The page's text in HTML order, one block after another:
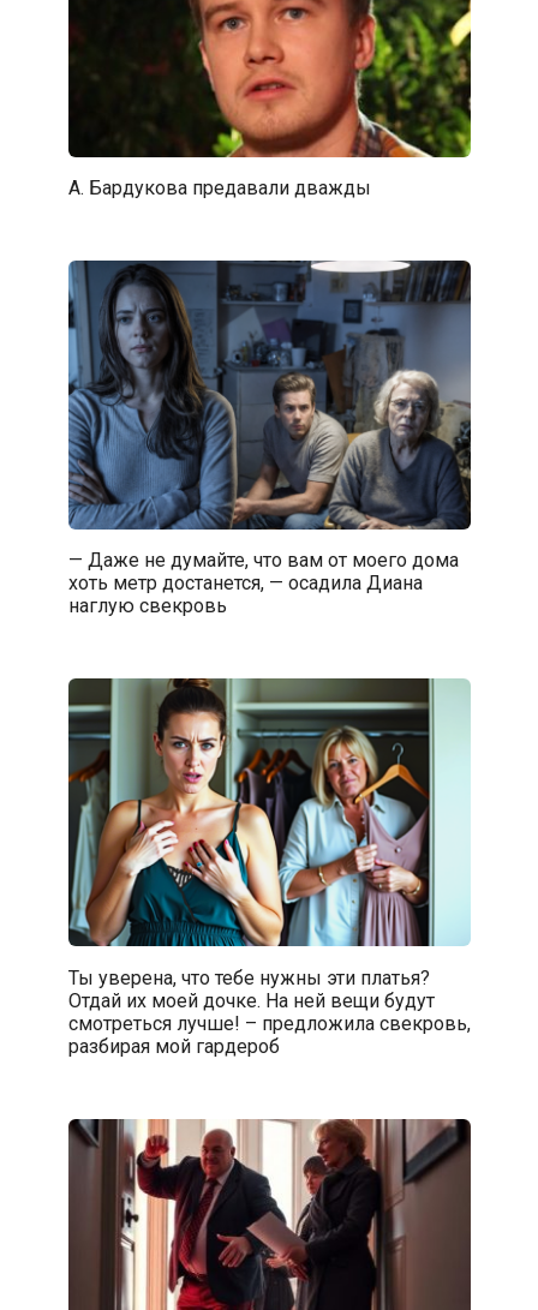
А. Бардукова предавали дважды
— Даже не думайте, что вам от моего дома
хоть метр достанется, — осадила Диана
наглую свекровь
Ты уверена, что тебе нужны эти платья?
Отдай их моей дочке. На ней вещи будут
смотреться лучше! – предложила свекровь,
разбирая мой гардероб